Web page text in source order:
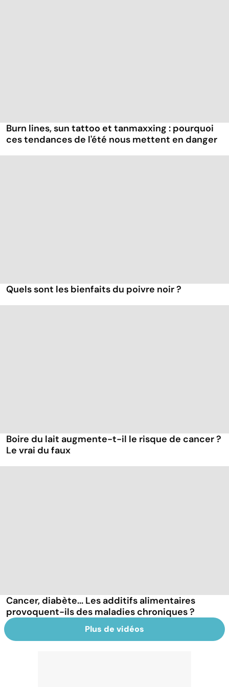
Burn lines, sun tattoo et tanmaxxing : pourquoi
ces tendances de l'été nous mettent en danger
Quels sont les bienfaits du poivre noir ?
Boire du lait augmente-t-il le risque de cancer ?
Le vrai du faux
Cancer, diabète... Les additifs alimentaires
provoquent-ils des maladies chroniques ?
Plus de vidéos